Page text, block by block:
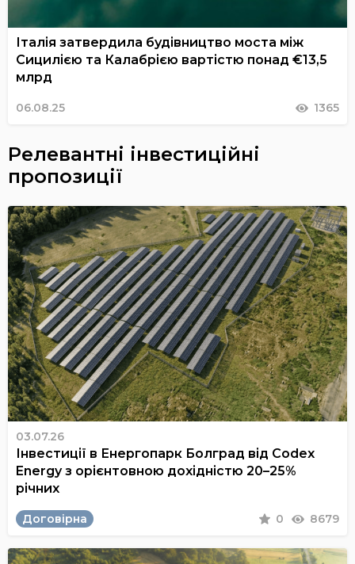
Італія затвердила будівництво моста між
Сицилією та Калабрією вартістю понад €13,5
млрд
06.08.25 1365
Релевантні інвестиційні
пропозиції
03.07.26
Інвестиції в Енергопарк Болград від Codex
Energy з орієнтовною дохідністю 20–25%
річних
Договірна 0 8679